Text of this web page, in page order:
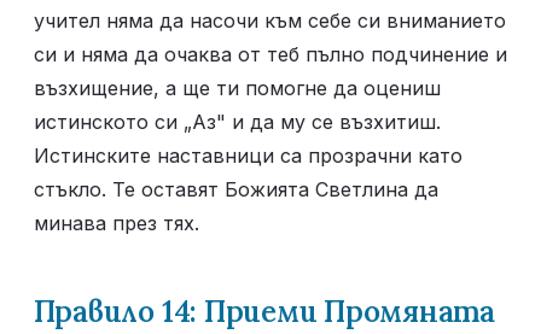
учител няма да насочи към себе си вниманието
си и няма да очаква от теб пълно подчинение и
възхищение, а ще ти помогне да оцениш
истинското си „Аз" и да му се възхитиш.
Истинските наставници са прозрачни като
стъкло. Те оставят Божията Светлина да
минава през тях.
Правило 14: Приеми Промяната